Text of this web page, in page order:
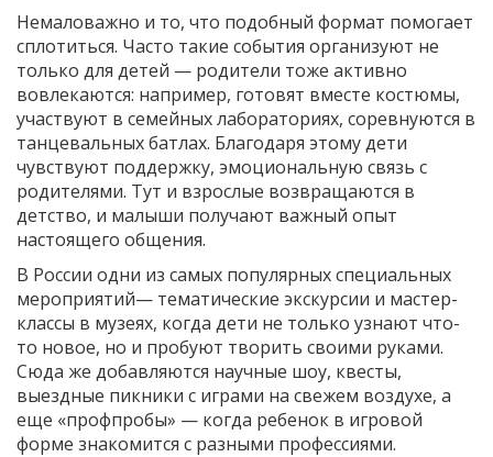
Немаловажно и то, что подобный формат помогает
сплотиться. Часто такие события организуют не
только для детей — родители тоже активно
вовлекаются: например, готовят вместе костюмы,
участвуют в семейных лабораториях, соревнуются в
танцевальных батлах. Благодаря этому дети
чувствуют поддержку, эмоциональную связь с
родителями. Тут и взрослые возвращаются в
детство, и малыши получают важный опыт
настоящего общения.
В России одни из самых популярных специальных
мероприятий— тематические экскурсии и мастер-
классы в музеях, когда дети не только узнают что-
то новое, но и пробуют творить своими руками.
Сюда же добавляются научные шоу, квесты,
выездные пикники с играми на свежем воздухе, а
еще «профпробы» — когда ребенок в игровой
форме знакомится с разными профессиями.